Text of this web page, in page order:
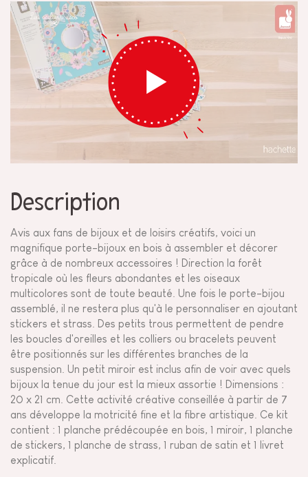
Description
Avis aux fans de bijoux et de loisirs créatifs, voici un
magnifique porte-bijoux en bois à assembler et décorer
grâce à de nombreux accessoires ! Direction la forêt
tropicale où les fleurs abondantes et les oiseaux
multicolores sont de toute beauté. Une fois le porte-bijou
assemblé, il ne restera plus qu'à le personnaliser en ajoutant
stickers et strass. Des petits trous permettent de pendre
les boucles d'oreilles et les colliers ou bracelets peuvent
être positionnés sur les différentes branches de la
suspension. Un petit miroir est inclus afin de voir avec quels
bijoux la tenue du jour est la mieux assortie ! Dimensions :
20 x 21 cm. Cette activité créative conseillée à partir de 7
ans développe la motricité fine et la fibre artistique. Ce kit
contient : 1 planche prédécoupée en bois, 1 miroir, 1 planche
de stickers, 1 planche de strass, 1 ruban de satin et 1 livret
explicatif.